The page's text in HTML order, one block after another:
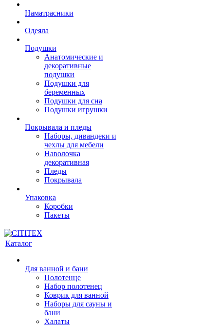
Наматрасники
Одеяла
Подушки
Анатомические и
декоративные
подушки
Подушки для
беременных
Подушки для сна
Подушки игрушки
Покрывала и пледы
Наборы, дивандеки и
чехлы для мебели
Наволочка
декоративная
Пледы
Покрывала
Упаковка
Коробки
Пакеты
Каталог
Для ванной и бани
Полотенце
Набор полотенец
Коврик для ванной
Наборы для сауны и
бани
Халаты